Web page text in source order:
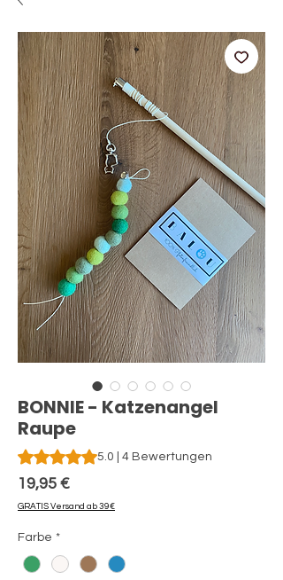
BONNIE - Katzenangel
Raupe
Das Rating beträgt 5.0 von fünf Sternen,
5.0 | 4 Bewertungen
19,95 €Preis
GRATIS Versand ab 39€
Farbe *